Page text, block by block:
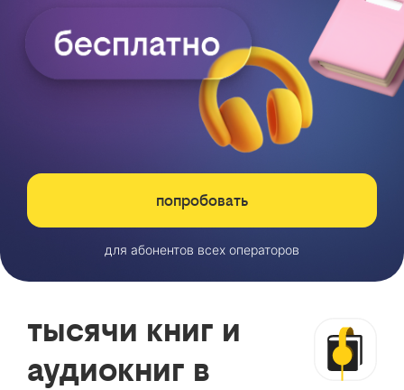
попробовать
для абонентов всех операторов
тысячи книг и
аудиокниг в